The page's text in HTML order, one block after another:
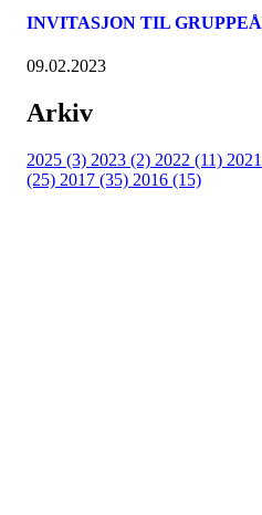
INVITASJON TIL
09.02.2023
Arkiv
2025 (3) 2023 (2) 2022 (11)
(25) 2017 (35) 2016 (15)